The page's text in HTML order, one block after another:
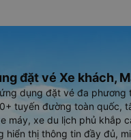
đặt vé Xe khách,
dụng đặt vé đa
tuyến đường toàn quốc,
máy, xe du lịch phủ khắp
hiển thị thông tin đầy đủ,